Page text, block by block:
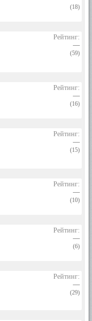
(18)
Рейтинг:
—
(59)
Рейтинг:
—
(16)
Рейтинг:
—
(15)
Рейтинг:
—
(10)
Рейтинг:
—
(6)
Рейтинг:
—
(29)